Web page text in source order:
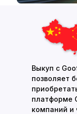
Выкуп с
позволяет
платформе
компаний и